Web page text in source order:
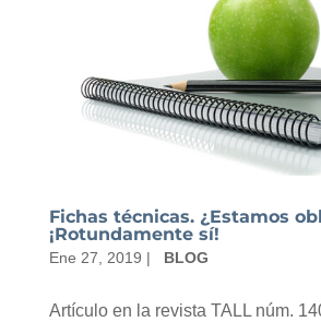
Fichas técnicas. ¿Estamos
¡Rotundamente sí!
Ene 27, 2019 | BLOG
Artículo en la revista TALL núm.